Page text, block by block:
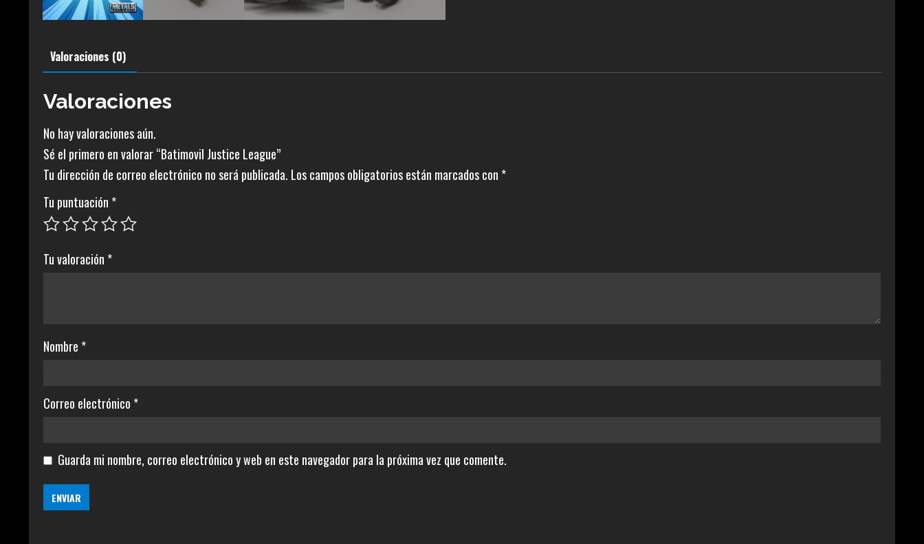
Valoraciones (0)
Valoraciones
No hay valoraciones aún.
Sé el primero en valorar “Batimovil Justice League”
Tu dirección de correo electrónico no será publicada. Los campos obligatorios están marcados con *
Tu puntuación *
Tu valoración *
Nombre *
Correo electrónico *
Guarda mi nombre, correo electrónico y web en este navegador para la próxima vez que comente.